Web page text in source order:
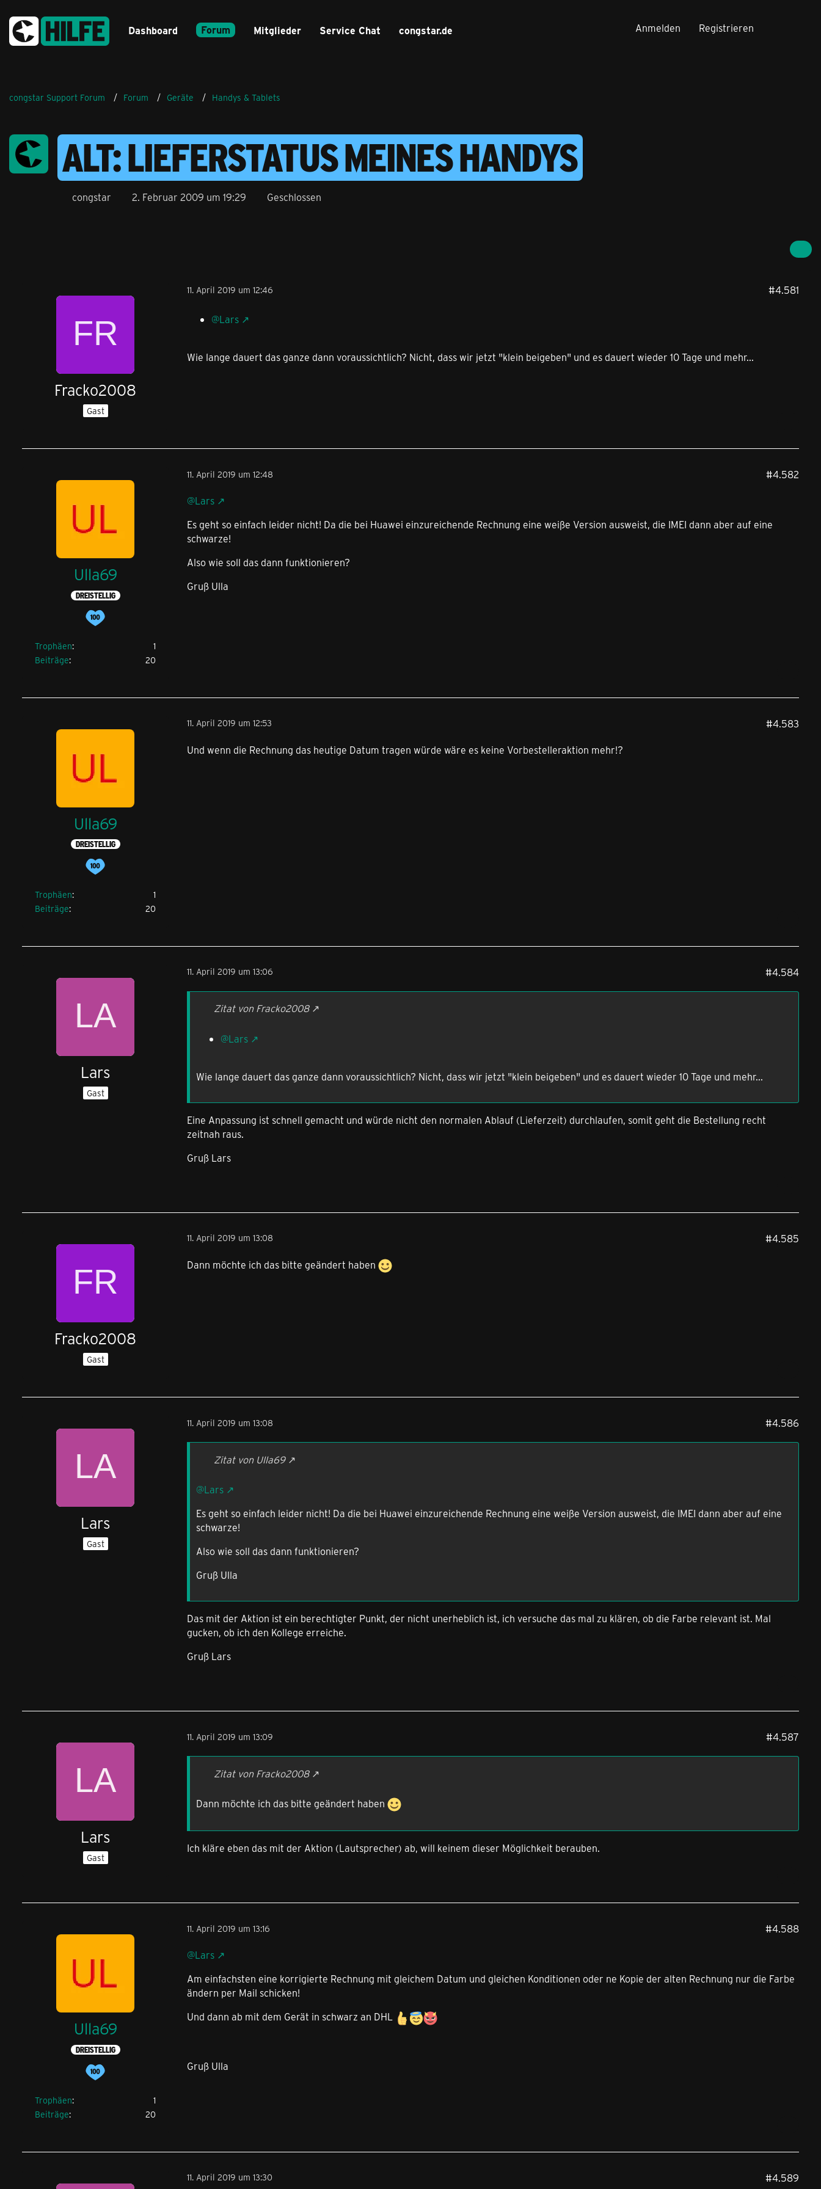
Dashboard Forum Mitglieder Service Chat congstar.de Anmelden Registrieren
congstar Support Forum Forum Geräte Handys & Tablets
ALT: LIEFERSTATUS MEINES HANDYS
congstar 2. Februar 2009 um 19:29 Geschlossen
Fracko2008
Gast
11. April 2019 um 12:46 #4.581
@Lars
Wie lange dauert das ganze dann voraussichtlich? Nicht, dass wir jetzt "klein beigeben" und es dauert wieder 10 Tage und mehr...
Ulla69
DREISTELLIG
Trophäen
1
Beiträge
20
11. April 2019 um 12:48 #4.582
@Lars
Es geht so einfach leider nicht! Da die bei Huawei einzureichende Rechnung eine weiße Version ausweist, die IMEI dann aber auf eine
schwarze!
Also wie soll das dann funktionieren?
Gruß Ulla
Ulla69
DREISTELLIG
Trophäen
1
Beiträge
20
11. April 2019 um 12:53 #4.583
Und wenn die Rechnung das heutige Datum tragen würde wäre es keine Vorbestelleraktion mehr!?
Lars
Gast
11. April 2019 um 13:06 #4.584
Zitat von Fracko2008
@Lars
Wie lange dauert das ganze dann voraussichtlich? Nicht, dass wir jetzt "klein beigeben" und es dauert wieder 10 Tage und mehr...
Eine Anpassung ist schnell gemacht und würde nicht den normalen Ablauf (Lieferzeit) durchlaufen, somit geht die Bestellung recht
zeitnah raus.
Gruß Lars
Fracko2008
Gast
11. April 2019 um 13:08 #4.585
Dann möchte ich das bitte geändert haben
Lars
Gast
11. April 2019 um 13:08 #4.586
Zitat von Ulla69
@Lars
Es geht so einfach leider nicht! Da die bei Huawei einzureichende Rechnung eine weiße Version ausweist, die IMEI dann aber auf eine
schwarze!
Also wie soll das dann funktionieren?
Gruß Ulla
Das mit der Aktion ist ein berechtigter Punkt, der nicht unerheblich ist, ich versuche das mal zu klären, ob die Farbe relevant ist. Mal
gucken, ob ich den Kollege erreiche.
Gruß Lars
Lars
Gast
11. April 2019 um 13:09 #4.587
Zitat von Fracko2008
Dann möchte ich das bitte geändert haben
Ich kläre eben das mit der Aktion (Lautsprecher) ab, will keinem dieser Möglichkeit berauben.
Ulla69
DREISTELLIG
Trophäen
1
Beiträge
20
11. April 2019 um 13:16 #4.588
@Lars
Am einfachsten eine korrigierte Rechnung mit gleichem Datum und gleichen Konditionen oder ne Kopie der alten Rechnung nur die Farbe
ändern per Mail schicken!
Und dann ab mit dem Gerät in schwarz an DHL
Gruß Ulla
11. April 2019 um 13:30 #4.589